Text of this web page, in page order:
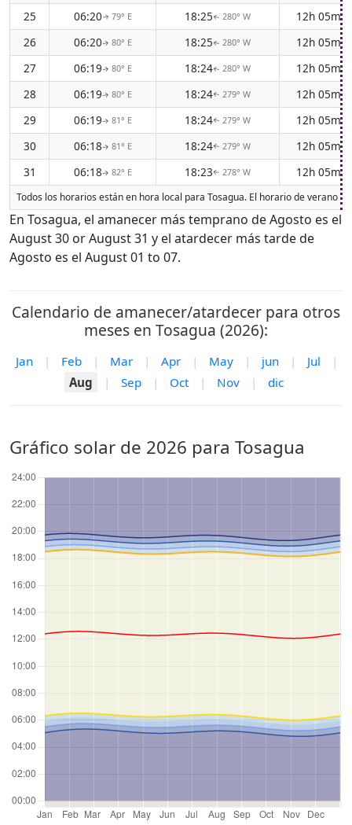
25 06:20↑ 79° E 18:25↑ 280° W
12h 05m
26
06:20↑ 80° E 18:25↑ 280° W
12h 05m
27
06:19↑ 80° E 18:24↑ 280° W
12h 05m
28
06:19↑ 80° E 18:24↑ 279° W
12h 05m
29
06:19↑ 81° E 18:24↑ 279° W
12h 05m
30
06:18↑ 81° E 18:24↑ 279° W
12h 05m
31
06:18↑ 82° E 18:23↑ 278° W 12h 05m
Todos los horarios están en hora local para Tosagua. El horario de verano
En Tosagua, el amanecer más temprano de Agosto es el
August 30 or August 31 y el atardecer más tarde de
Agosto es el August 01 to 07.
Calendario de amanecer/atardecer para otros
meses en Tosagua (2026):
Jan | Feb | Mar | Apr | May | jun | Jul
|
Aug
| Sep | Oct | Nov | dic
Gráfico solar de 2026 para Tosagua